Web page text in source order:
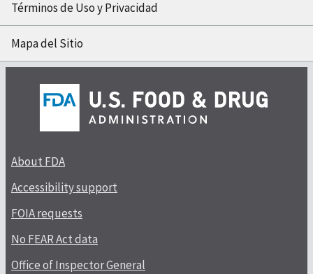
Términos de Uso y Privacidad
Mapa del Sitio
About FDA
Accessibility support
FOIA requests
No FEAR Act data
Office of Inspector General